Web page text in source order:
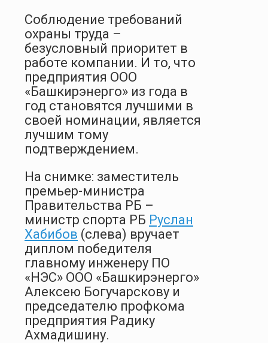
Соблюдение требований
охраны труда –
безусловный приоритет в
работе компании. И то, что
предприятия ООО
«Башкирэнерго» из года в
год становятся лучшими в
своей номинации, является
лучшим тому
подтверждением.
На снимке: заместитель
премьер-министра
Правительства РБ –
министр спорта РБ Руслан
Хабибов (слева) вручает
диплом победителя
главному инженеру ПО
«НЭС» ООО «Башкирэнерго»
Алексею Богучарскову и
председателю профкома
предприятия Радику
Ахмадишину.